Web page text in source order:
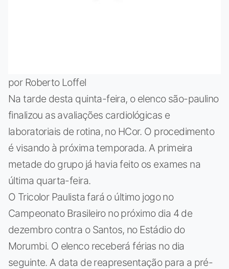
por Roberto Loffel
Na tarde desta quinta-feira, o elenco são-paulino
finalizou as avaliações cardiológicas e
laboratoriais de rotina, no HCor. O procedimento
é visando à próxima temporada. A primeira
metade do grupo já havia feito os exames na
última quarta-feira.
O Tricolor Paulista fará o último jogo no
Campeonato Brasileiro no próximo dia 4 de
dezembro contra o Santos, no Estádio do
Morumbi. O elenco receberá férias no dia
seguinte. A data de reapresentação para a pré-